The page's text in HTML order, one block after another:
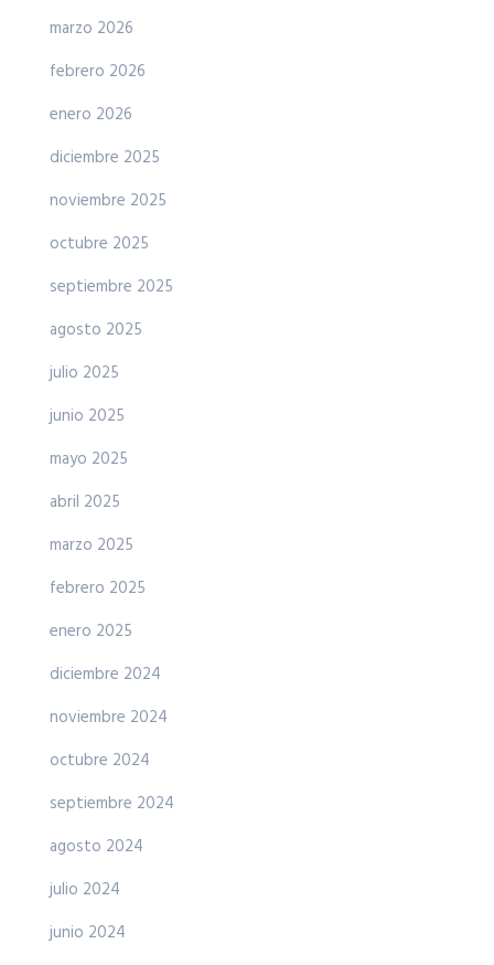
marzo 2026
febrero 2026
enero 2026
diciembre 2025
noviembre 2025
octubre 2025
septiembre 2025
agosto 2025
julio 2025
junio 2025
mayo 2025
abril 2025
marzo 2025
febrero 2025
enero 2025
diciembre 2024
noviembre 2024
octubre 2024
septiembre 2024
agosto 2024
julio 2024
junio 2024